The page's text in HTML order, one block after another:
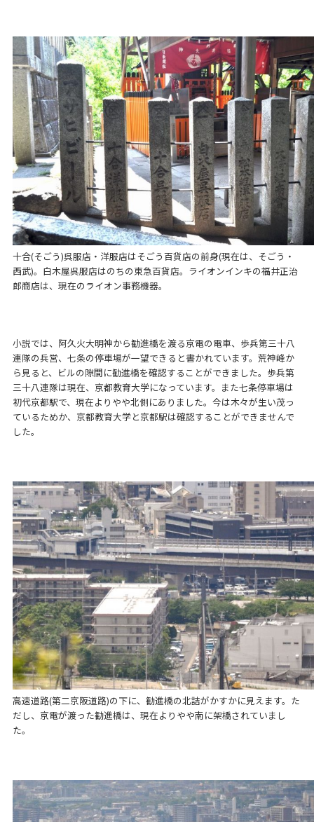
十合(そごう)呉服店・洋服店はそごう百貨店の前身(現在は、そごう・
西武)。白木屋呉服店はのちの東急百貨店。ライオンインキの福井正治
郎商店は、現在のライオン事務機器。
小説では、阿久火大明神から勧進橋を渡る京電の電車、歩兵第三十八
連隊の兵営、七条の停車場が一望できると書かれています。荒神峰か
ら見ると、ビルの隙間に勧進橋を確認することができました。歩兵第
三十八連隊は現在、京都教育大学になっています。また七条停車場は
初代京都駅で、現在よりやや北側にありました。今は木々が生い茂っ
ているためか、京都教育大学と京都駅は確認することができませんで
した。
高速道路(第二京阪道路)の下に、勧進橋の北詰がかすかに見えます。た
だし、京電が渡った勧進橋は、現在よりやや南に架橋されていまし
た。